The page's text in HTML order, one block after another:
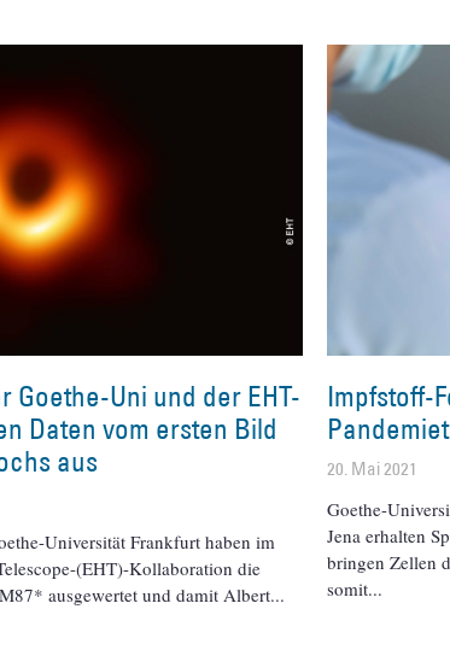
Goethe-Uni und der EHT-
Daten vom ersten Bild
aus
Universität Frankfurt haben im
(EHT)-Kollaboration die
ausgewertet und damit Albert
Impfstoff-
20. Mai 2021
Goethe-
Jena erhalten
bringen Zellen
somit